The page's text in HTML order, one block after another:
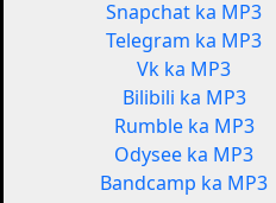
Snapchat ka MP3
Telegram ka MP3
Vk ka MP3
Bilibili ka MP3
Rumble ka MP3
Odysee ka MP3
Bandcamp ka MP3